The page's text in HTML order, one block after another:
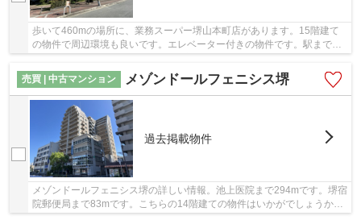
歩いて460mの場所に、業務スーパー堺山本町店があります。15階建て
の物件で周辺環境も良いです。エレベーター付きの物件です。駅まで徒
売買 | 中古マンション
メゾンドールフェニシス堺
過去掲載物件
メゾンドールフェニシス堺の詳しい情報。池上医院まで294mです。堺宿
院郵便局まで83mです。こちらの14階建ての物件はいかがでしょうか。